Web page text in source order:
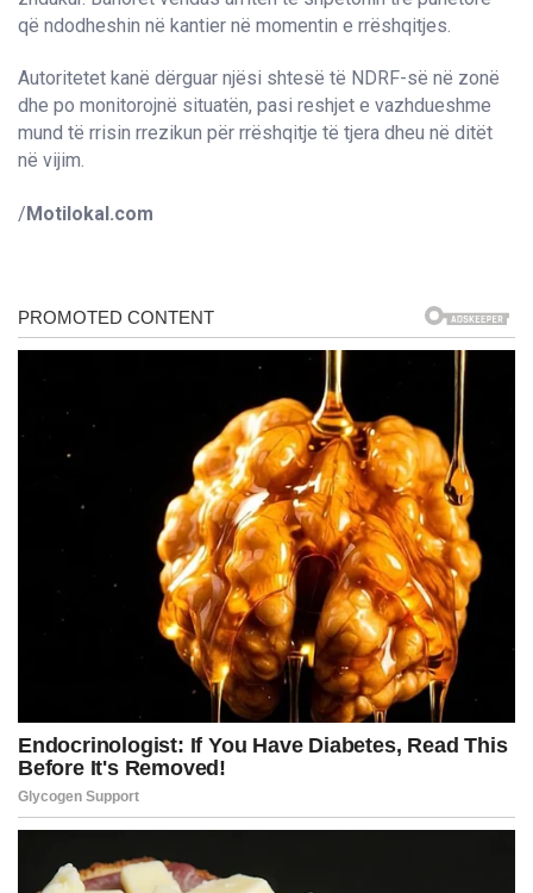
që ndodheshin në kantier në momentin e rrëshqitjes.
Autoritetet kanë dërguar njësi shtesë të NDRF-së në zonë
dhe po monitorojnë situatën, pasi reshjet e vazhdueshme
mund të rrisin rrezikun për rrëshqitje të tjera dheu në ditët
në vijim.
/Motilokal.com